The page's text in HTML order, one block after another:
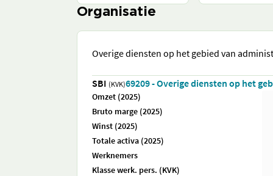
Organisatie
Overige diensten op het gebied van
SBI (KVK)69209 - Overige diensten op het
Omzet (2025)
Bruto marge (2025)
Winst (2025)
Totale activa (2025)
Werknemers
Klasse werk. pers. (KVK)